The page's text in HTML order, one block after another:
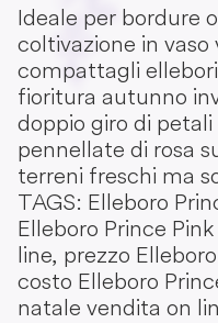
Ideale per bordure
coltivazione in vaso
compattagli
fioritura autunno
doppio giro di
pennellate di rosa
terreni freschi ma
TAGS: Elleboro
Elleboro Prince
line, prezzo
costo Elleboro
natale vendita on